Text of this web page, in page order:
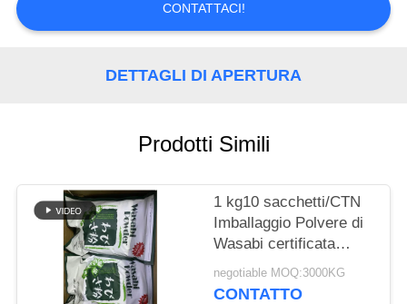
CHIEDI UN
NORME
SULLA
PRIVACY
CONTATTACI!
DETTAGLI DI APERTURA
Prodotti Simili
1 kg10 sacchetti/CTN
Imballaggio Polvere di
Wasabi certificata
Halal per il trasporto
marittimo
negotiable MOQ:3000KG
CONTATTO